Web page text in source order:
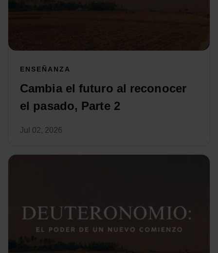
ENSEÑANZA
Cambia el futuro al reconocer
el pasado, Parte 2
Jul 02, 2026